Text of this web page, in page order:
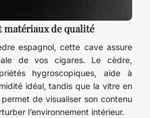
matériaux de qualité
espagnol, cette cave assure
de vos cigares. Le cèdre,
hygroscopiques, aide à
idéal, tandis que la vitre en
de visualiser son contenu
l’environnement intérieur.